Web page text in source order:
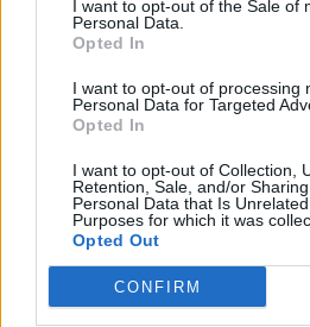
I want to opt-out of the Sale of
Personal Data.
Opted In
I want to opt-out of processing
Personal Data for Targeted
Opted In
I want to opt-out of Collection,
Retention, Sale, and/or
Personal Data that Is
Purposes for which it was
Opted Out
CONFIRM
Monti: “Ad Angera
nonostante le